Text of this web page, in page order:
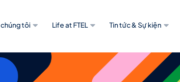
tôi Life at FTEL Tin tức & Sự kiện